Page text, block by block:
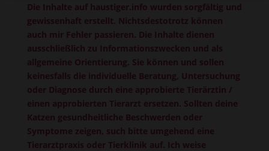
Die Inhalte auf haustiger.info wurden sorgfältig und
gewissenhaft erstellt. Nichtsdestotrotz können
auch mir Fehler passieren. Die Inhalte dienen
ausschließlich zu Informationszwecken und als
allgemeine Orientierung. Sie können und sollen
keinesfalls die individuelle Beratung, Untersuchung
oder Diagnose durch eine approbierte Tierärztin /
einen approbierten Tierarzt ersetzen. Sollten deine
Katzen gesundheitliche Beschwerden oder
Symptome zeigen, such bitte umgehend eine
Tierarztpraxis oder Tierklinik auf. Ich weise